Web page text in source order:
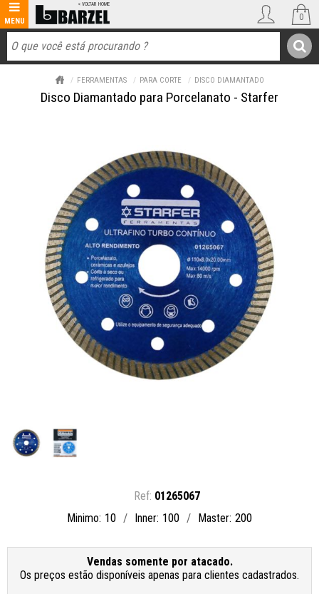
0
FERRAMENTAS PARA CORTE DISCO DIAMANTADO
Disco Diamantado para Porcelanato - Starfer
Minimo 10 Inner 100 Master 200
Vendas somente por atacado.
Os preços estão disponíveis apenas para clientes cadastrados.
01265067